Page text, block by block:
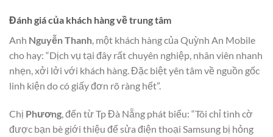
Đánh giá của khách hàng về trung tâm
Anh Nguyễn Thanh, một khách hàng của Quỳnh An Mobile
cho hay: “Dịch vụ tại đây rất chuyên nghiệp, nhân viên nhanh
nhẹn, xởi lởi với khách hàng. Đặc biệt yên tâm về nguồn gốc
linh kiện do có giấy đơn rõ ràng hết”.
Chị Phương, đến từ Tp Đà Nẵng phát biểu: “Tôi chỉ tình cờ
được bạn bè giới thiệu để sửa điện thoại Samsung bị hỏng